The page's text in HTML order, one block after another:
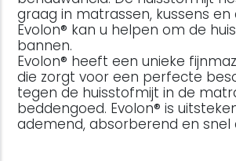
graag in matrassen, kussens en
Evolon® kan u helpen om de
bannen.
Evolon® heeft een unieke
die zorgt voor een perfecte
tegen de huisstofmijt in de
beddengoed. Evolon® is
ademend, absorberend en snel